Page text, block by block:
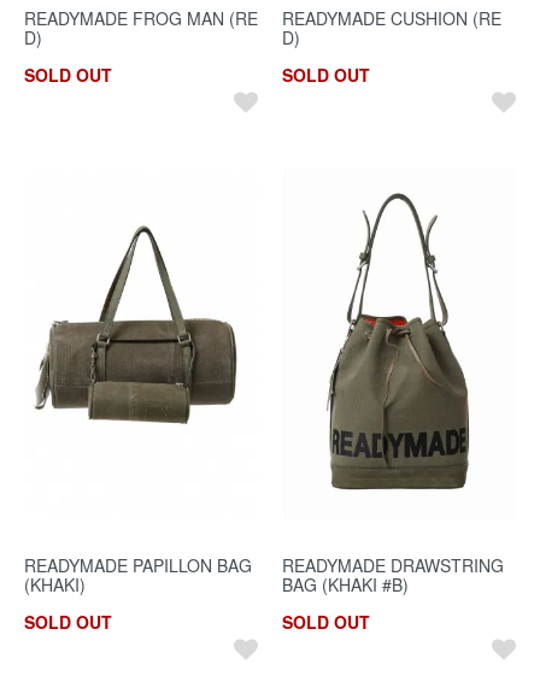
READYMADE FROG MAN (RE
D)
SOLD OUT
READYMADE CUSHION (RE
D)
SOLD OUT
READYMADE PAPILLON BAG
(KHAKI)
SOLD OUT
READYMADE DRAWSTRING
BAG (KHAKI #B)
SOLD OUT